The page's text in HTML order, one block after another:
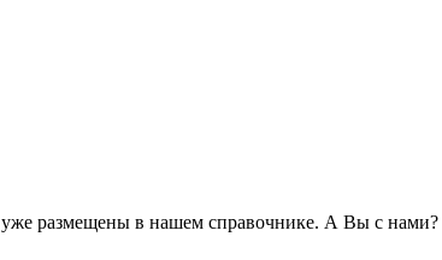
уже размещены в нашем справочнике. А Вы с нами?